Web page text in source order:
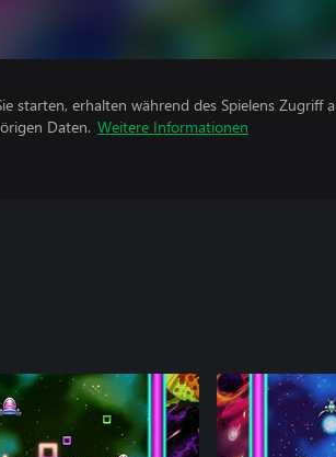
starten, erhalten während des Spielens Zugriff
Daten. Weitere Informationen